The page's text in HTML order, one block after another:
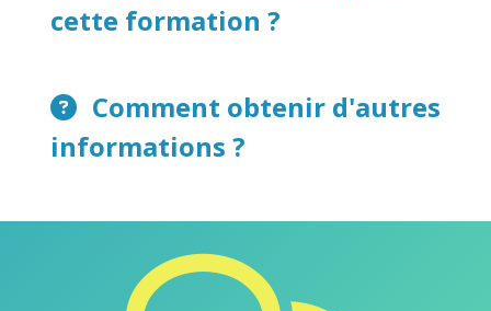
cette formation ?
Comment obtenir d'autres
informations ?